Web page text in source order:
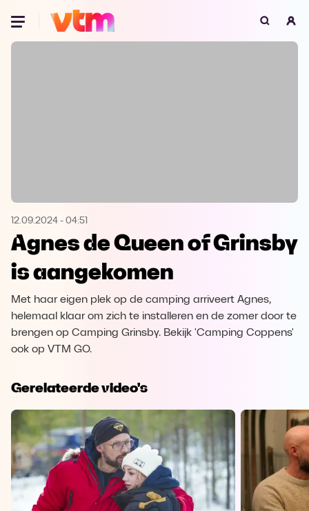
Oeps, browser niet ondersteund
Microsoft Edge Download
Opera
12.09.2024 - 04:51
Agnes de Queen of Grinsby
is aangekomen
Met haar eigen plek op de camping arriveert Agnes,
helemaal klaar om zich te installeren en de zomer door te
brengen op Camping Grinsby. Bekijk 'Camping Coppens'
ook op VTM GO.
Gerelateerde video's